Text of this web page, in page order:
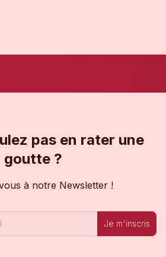
pas en rater une
goutte ?
à notre Newsletter !
Je m'inscris